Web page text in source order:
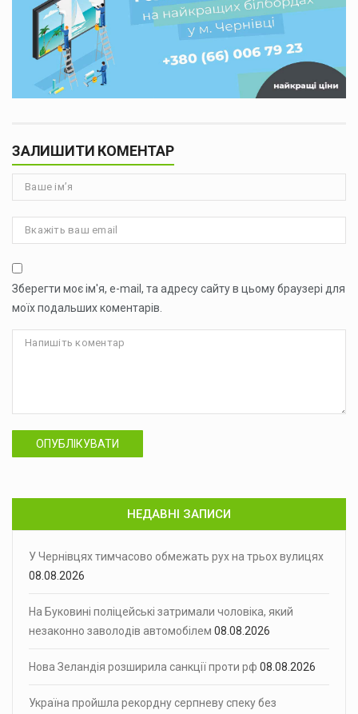
ЗАЛИШИТИ КОМЕНТАР
Зберегти моє ім'я, e-mail, та адресу сайту в цьому браузері для
моїх подальших коментарів.
ОПУБЛІКУВАТИ
НЕДАВНІ ЗАПИСИ
У Чернівцях тимчасово обмежать рух на трьох вулицях
08.08.2026
На Буковині поліцейські затримали чоловіка, який
незаконно заволодів автомобілем 08.08.2026
Нова Зеландія розширила санкції проти рф 08.08.2026
Україна пройшла рекордну серпневу спеку без